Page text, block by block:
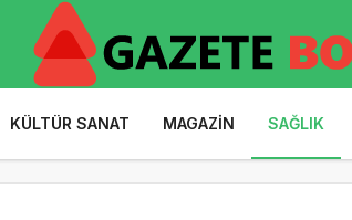
KÜLTÜR SANAT MAGAZIN SAĞLIK